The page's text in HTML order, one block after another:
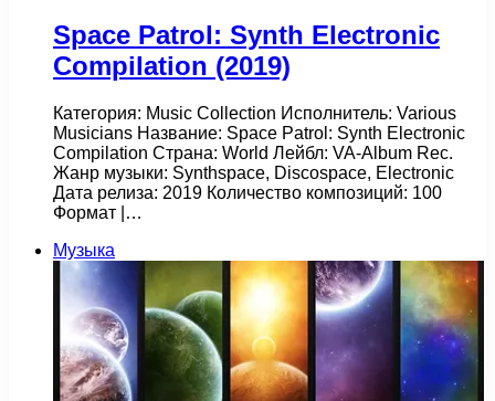
Space Patrol: Synth Electronic
Compilation (2019)
Категория: Music Collection Исполнитель: Various
Musicians Название: Space Patrol: Synth Electronic
Compilation Страна: World Лейбл: VA-Album Rec.
Жанр музыки: Synthspace, Discospace, Electronic
Дата релиза: 2019 Количество композиций: 100
Формат |…
Музыка